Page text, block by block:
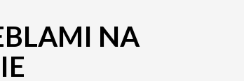
NA